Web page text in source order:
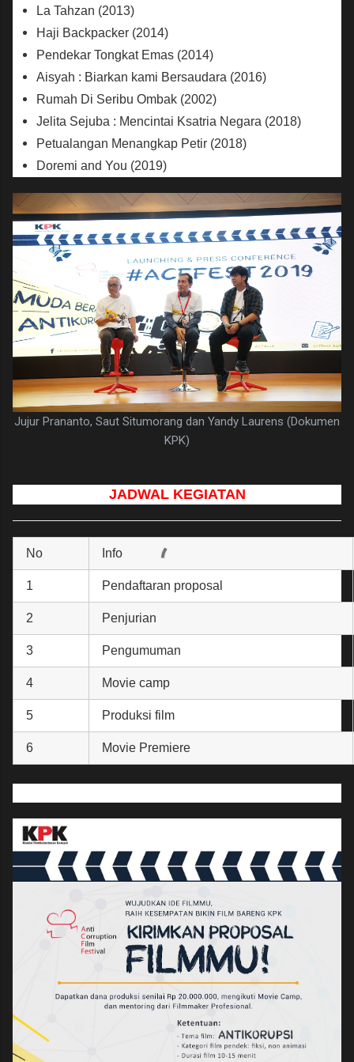
La Tahzan (2013)
Haji Backpacker (2014)
Pendekar Tongkat Emas (2014)
Aisyah : Biarkan kami Bersaudara (2016)
Rumah Di Seribu Ombak (2002)
Jelita Sejuba : Mencintai Ksatria Negara (2018)
Petualangan Menangkap Petir (2018)
Doremi and You (2019)
Jujur Prananto, Saut Situmorang dan Yandy Laurens (Dokumen
KPK)
JADWAL KEGIATAN
No Info
1 Pendaftaran proposal
2 Penjurian
3 Pengumuman
4 Movie camp
5 Produksi film
6 Movie Premiere